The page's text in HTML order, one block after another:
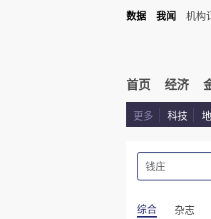
数据 我闻 机构
首页 经济
更多 科技
综合 杂志